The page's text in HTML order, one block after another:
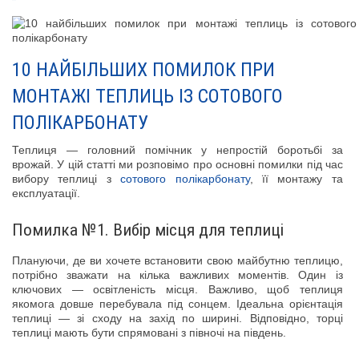
10 НАЙБІЛЬШИХ ПОМИЛОК ПРИ
МОНТАЖІ ТЕПЛИЦЬ ІЗ СОТОВОГО
ПОЛІКАРБОНАТУ
Теплиця — головний помічник у непростій боротьбі за
врожай. У цій статті ми розповімо про основні помилки під час
вибору теплиці зсотового полікарбонату, її монтажу та
експлуатації.
Помилка №1. Вибір місця для теплиці
Плануючи, де ви хочете встановити свою майбутню теплицю,
потрібно зважати на кілька важливих моментів. Один із
ключових — освітленість місця. Важливо, щоб теплиця
якомога довше перебувала під сонцем. Ідеальна орієнтація
теплиці — зі сходу на захід по ширині. Відповідно, торці
теплиці мають бути спрямовані з півночі на південь.